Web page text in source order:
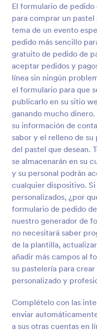
El formulario de
para comprar un pastel
tema de un evento
pedido más sencillo
gratuito de pedido de
aceptar pedidos y
línea sin ningún
el formulario para que
publicarlo en su sitio
ganando mucho
su información de
sabor y el relleno de
del pastel que desean.
se almacenarán en su
y su personal podrán
cualquier dispositivo.
personalizados, ¿por
formulario de pedido
nuestro generador de
no necesitará saber
de la plantilla,
añadir más campos al
su pastelería para
personalizado y
Complételo con las
enviar
a sus otras cuentas en
Formulario De
Un formulario útil
pinturas a una
nombre del cliente,
y fecha de pedido.